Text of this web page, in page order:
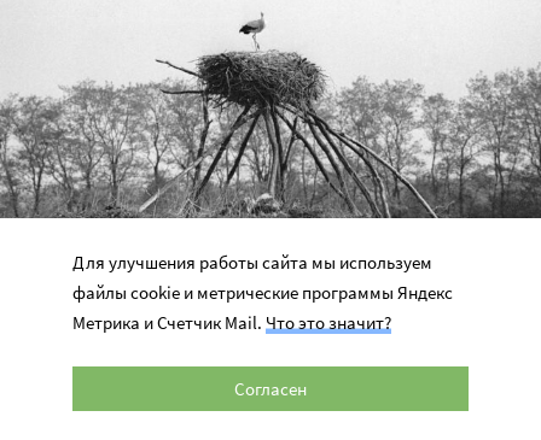
Гнездо аиста в зоне Чернобыльской АЭС. РИА Новости
Осенью 1986 года ЧАЭС возобновила выработку
Для улучшения работы сайта мы используем
файлы cookie и метрические программы Яндекс
Метрика и Счетчик Mail. Что это значит?
Согласен